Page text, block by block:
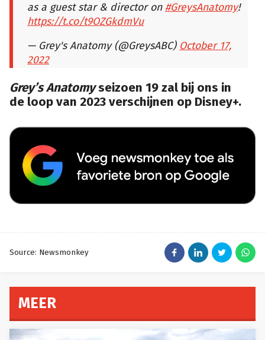
as a guest star & director on #GreysAnatomy!
https://t.co/t9OZGkdmVu
— Grey's Anatomy (@GreysABC) October 17,
2022
Grey’s Anatomyseizoen 19 zal bij ons in
de loop van 2023 verschijnen op Disney+.
Source: Newsmonkey
MEER